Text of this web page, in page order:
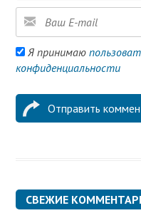
Я принимаю
конфиденциальности
СВЕЖИЕ